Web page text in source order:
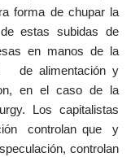
forma de chupar la
estas subidas de
en manos de la
alimentación y
en el caso de la
Los capitalistas
controlan que y
controlan